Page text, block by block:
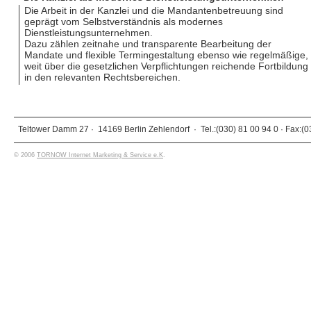
Die Arbeit in der Kanzlei und die Mandantenbetreuung sind
geprägt vom Selbstverständnis als modernes
Dienstleistungsunternehmen.
Dazu zählen zeitnahe und transparente Bearbeitung der
Mandate und flexible Termingestaltung ebenso wie regelmäßige,
weit über die gesetzlichen Verpflichtungen reichende Fortbildung
in den relevanten Rechtsbereichen.
Teltower Damm 27 · 14169 Berlin Zehlendorf · Tel.:(030) 81 00 94 0 ·
© 2006 TORNOW Internet Marketing & Service e.K.